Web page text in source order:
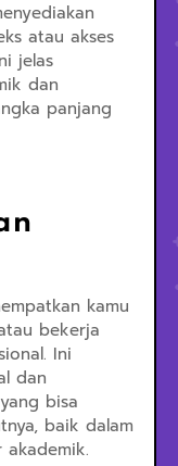
atau akses
jelas
dan
panjang
kamu
bekerja
Ini
dan
bisa
baik dalam